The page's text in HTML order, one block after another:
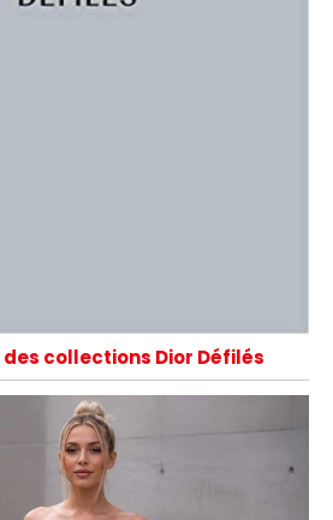
collections Dior Défilés